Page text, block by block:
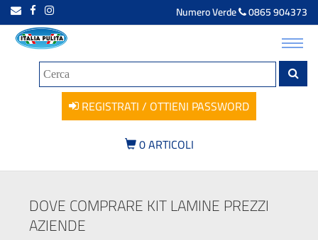
Numero Verde 0865 904373
REGISTRATI / OTTIENI PASSWORD
0ARTICOLI
DOVE COMPRARE KIT LAMINE PREZZI
AZIENDE